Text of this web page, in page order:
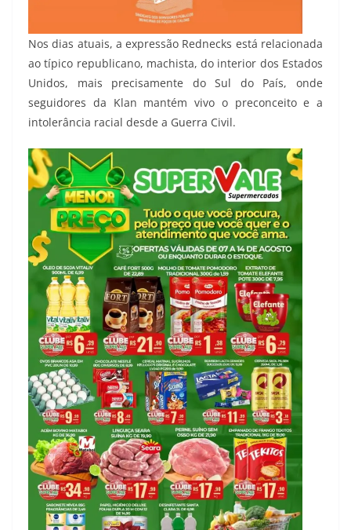
Nos dias atuais, a expressão Rednecks está relacionada
ao típico republicano, machista, do interior dos Estados
Unidos, mais precisamente do Sul do País, onde
seguidores da Klan mantém vivo o preconceito e a
intolerância racial desde a Guerra Civil.